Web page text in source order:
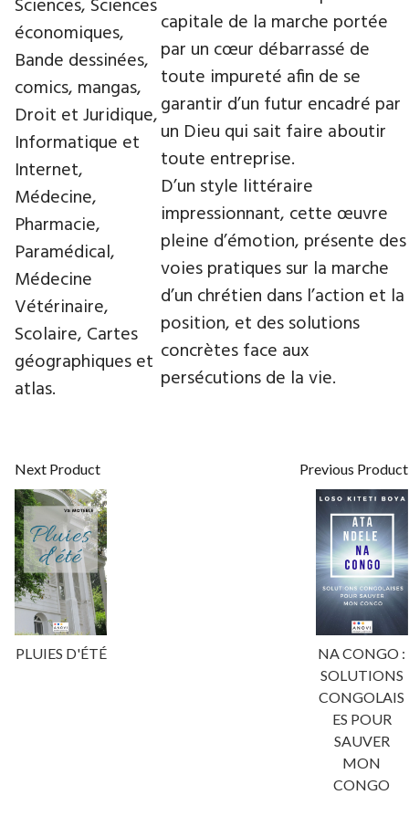
capitale de la marche portée
par un cœur débarrassé de
toute impureté afin de se
garantir d’un futur encadré par
un Dieu qui sait faire aboutir
toute entreprise.
D’un style littéraire
impressionnant, cette œuvre
pleine d’émotion, présente des
voies pratiques sur la marche
d’un chrétien dans l’action et la
position, et des solutions
concrètes face aux
persécutions de la vie.
Next Product
PLUIES D'ÉTÉ
Previous Product
NA CONGO :
SOLUTIONS
CONGOLAIS
ES POUR
SAUVER
MON
CONGO
Sciences, Sciences
économiques,
Bande dessinées,
comics, mangas,
Droit et Juridique,
Informatique et
Internet,
Médecine,
Pharmacie,
Paramédical,
Médecine
Vétérinaire,
Scolaire, Cartes
géographiques et
atlas.